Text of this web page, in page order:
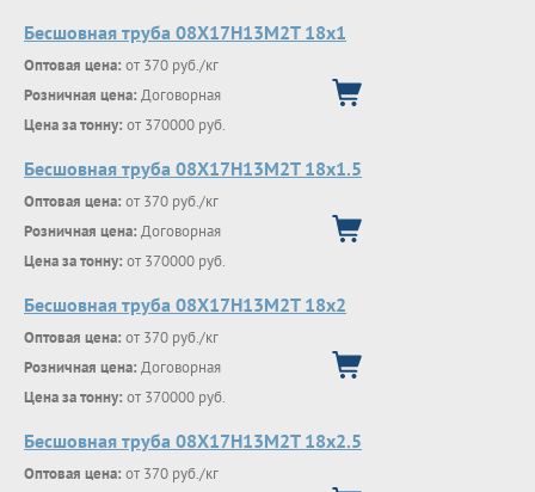
Бесшовная труба 08Х17Н13М2Т 18х1
Оптовая цена: от 370 руб./кг
Розничная цена: Договорная
Цена за тонну: от 370000 руб.
Бесшовная труба 08Х17Н13М2Т 18х1.5
Оптовая цена: от 370 руб./кг
Розничная цена: Договорная
Цена за тонну: от 370000 руб.
Бесшовная труба 08Х17Н13М2Т 18х2
Оптовая цена: от 370 руб./кг
Розничная цена: Договорная
Цена за тонну: от 370000 руб.
Бесшовная труба 08Х17Н13М2Т 18х2.5
Оптовая цена: от 370 руб./кг